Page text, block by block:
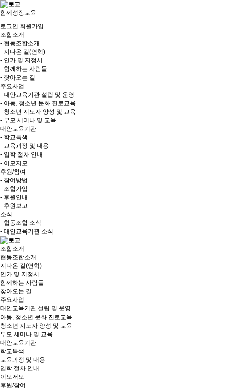
함께성장교육
로그인 회원가입
조합소개
- 협동조합소개
- 지나온 길(연혁)
- 인가 및 지정서
- 함께하는 사람들
- 찾아오는 길
주요사업
- 대안교육기관 설립 및 운영
- 아동, 청소년 문화 진로교육
- 청소년 지도자 양성 및 교육
- 부모 세미나 및 교육
대안교육기관
- 학교특색
- 교육과정 및 내용
- 입학 절차 안내
- 이모저모
후원/참여
- 참여방법
- 조합가입
- 후원안내
- 후원보고
소식
- 협동조합 소식
- 대안교육기관 소식
조합소개
협동조합소개
지나온 길(연혁)
인가 및 지정서
함께하는 사람들
찾아오는 길
주요사업
대안교육기관 설립 및 운영
아동, 청소년 문화 진로교육
청소년 지도자 양성 및 교육
부모 세미나 및 교육
대안교육기관
학교특색
교육과정 및 내용
입학 절차 안내
이모저모
후원/참여